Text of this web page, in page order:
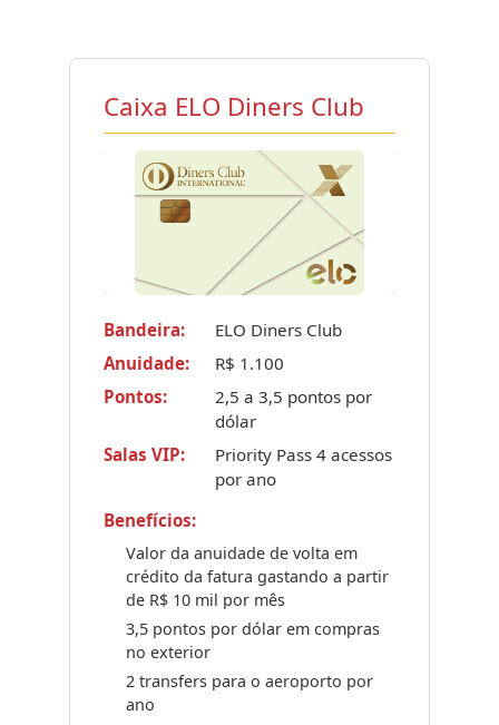
Caixa ELO Diners Club
Bandeira:
ELO Diners Club
Anuidade:
R$ 1.100
Pontos:
2,5 a 3,5 pontos por
dólar
Salas VIP:
Priority Pass 4 acessos
por ano
Benefícios:
Valor da anuidade de volta em
crédito da fatura gastando a partir
de R$ 10 mil por mês
3,5 pontos por dólar em compras
no exterior
2 transfers para o aeroporto por
ano